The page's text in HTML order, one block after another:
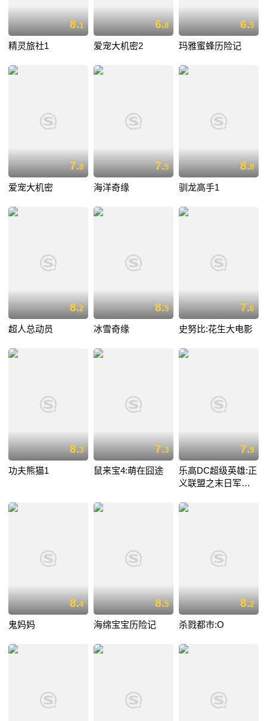
8.1
精灵旅社1
6.8
爱宠大机密2
6.5
玛雅蜜蜂历险记
7.8
爱宠大机密
7.5
海洋奇缘
8.8
驯龙高手1
8.2
超人总动员
8.5
冰雪奇缘
7.6
史努比:花生大电影
8.3
功夫熊猫1
7.3
鼠来宝4:萌在囧途
7.9
乐高DC超级英雄:正
义联盟之末日军团
8.4
鬼妈妈
8.5
海绵宝宝历险记
8.2
杀戮都市:O